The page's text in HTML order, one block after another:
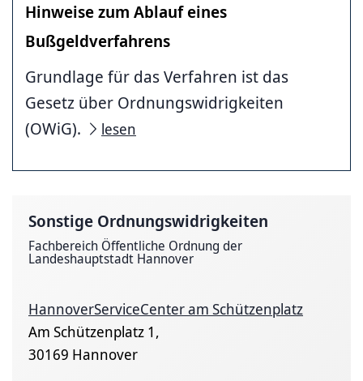
Hinweise zum Ablauf eines
Bußgeldverfahrens
Grundlage für das Verfahren ist das
Gesetz über Ordnungswidrigkeiten
(OWiG).
lesen
Sonstige Ordnungswidrigkeiten
Fachbereich Öffentliche Ordnung der
Landeshauptstadt Hannover
HannoverServiceCenter am Schützenplatz
Am Schützenplatz 1,
30169 Hannover